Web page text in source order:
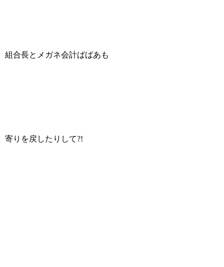
組合長とメガネ会計ばばあも
寄りを戻したりして?!